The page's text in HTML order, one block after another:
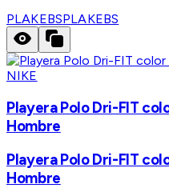
PLAKEBSPLAKEBS
NIKE
Playera Polo Dri-FIT
Hombre
Playera Polo Dri-FIT
Hombre